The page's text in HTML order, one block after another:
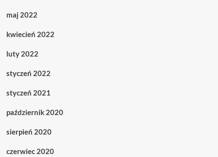
maj 2022
kwiecień 2022
luty 2022
styczeń 2022
styczeń 2021
październik 2020
sierpień 2020
czerwiec 2020